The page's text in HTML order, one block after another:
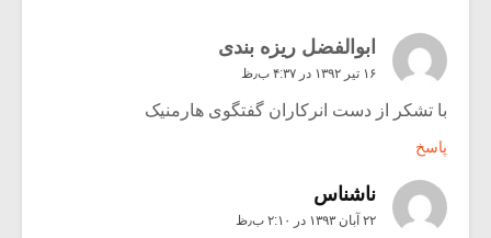
ابوالفضل ریزه بندی
۱۶ تیر ۱۳۹۲ در ۴:۳۷ ب٫ظ
با تشکر از دست انرکاران گفتگوی هارمنیک
پاسخ
ناشناس
۲۲ آبان ۱۳۹۳ در ۲:۱۰ ب٫ظ